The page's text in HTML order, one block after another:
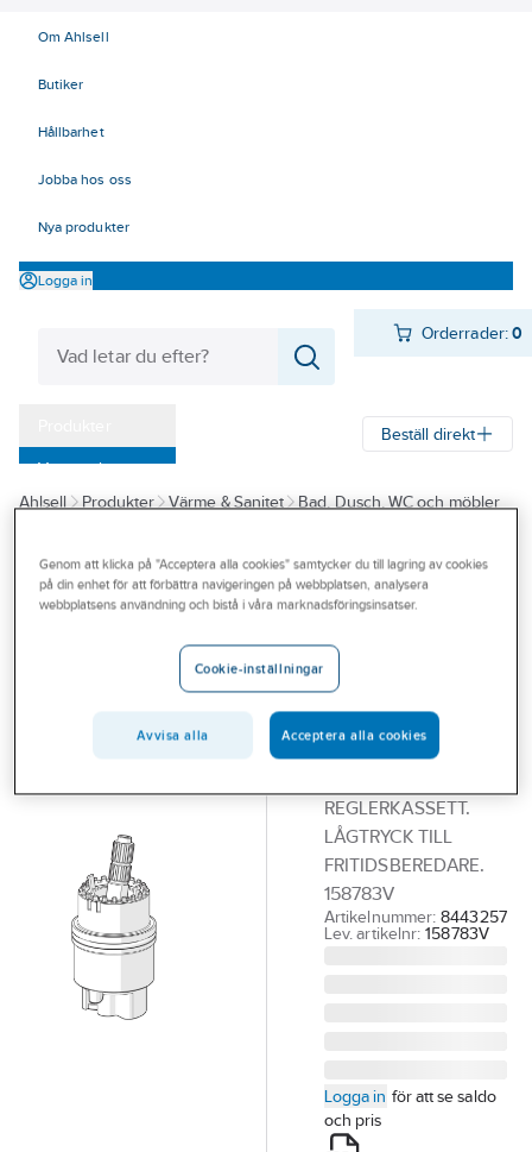
Om Ahlsell
Butiker
Hållbarhet
Jobba hos oss
Nya produkter
Logga in
Orderrader:0
Varumärken
Kampanjer
Branscher
Beställ direkt
Ahlsell Produkter Värme & Sanitet
Bad, Dusch, WC och möbler
Reservdelar blandare
Reservdelar Oras övrigt
Reglerkassett
för blandare m
fritidsberedare,
Oras
REGLERKASSETT.
LÅGTRYCK TILL
FRITIDSBEREDARE.
158783V
Artikelnummer: 8443257
Lev. artikelnr: 158783V
Logga in för att se saldo
och pris
Genom att klicka på "Acceptera alla cookies" samtycker du till lagring av cookies
på din enhet för att förbättra navigeringen på webbplatsen, analysera
webbplatsens användning och bistå i våra marknadsföringsinsatser.
Cookie-inställningar
Avvisa alla Acceptera alla cookies